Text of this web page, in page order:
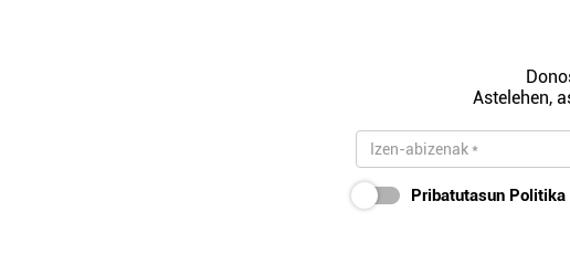
Astelehen,
Pribatutasun Politika